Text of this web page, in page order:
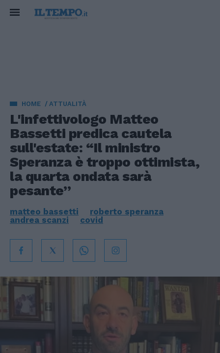
HOME ATTUALITÀ
L'infettivologo Matteo
Bassetti predica cautela
sull'estate: “Il ministro
Speranza è troppo ottimista,
la quarta ondata sarà
pesante”
matteo bassetti
roberto speranza
andrea scanzi
covid